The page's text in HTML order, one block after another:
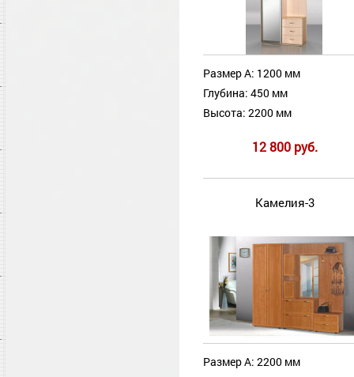
Размер А: 1200 мм
Глубина: 450 мм
Высота: 2200 мм
12 800 руб.
Камелия-3
Размер А: 2200 мм